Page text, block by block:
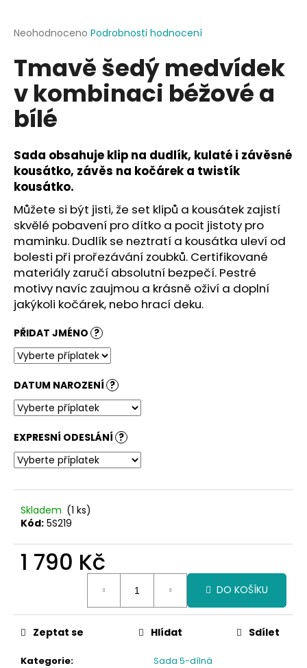
Průměrné
produktu
z
5
hvězdiček.
Neohodnoceno Podrobnosti hodnocení
Tmavě šedý medvídek
v kombinaci béžové a
bílé
Sada obsahuje klip na dudlík, kulaté i závěsné
kousátko, závěs na kočárek a twistík
kousátko.
Můžete si být jisti, že set klipů a kousátek zajistí
skvělé pobavení pro dítko a pocit jistoty pro
maminku. Dudlík se neztratí a kousátka uleví od
bolesti při prořezávání zoubků. Certifikované
materiály zaručí absolutní bezpečí. Pestré
motivy navíc zaujmou a krásně oživí a doplní
jakýkoli kočárek, nebo hrací deku.
PŘIDAT JMÉNO ?
DATUM NAROZENÍ ?
EXPRESNÍ ODESLÁNÍ ?
Skladem (1 ks)
Kód: 5S219
1 790 Kč
DO KOŠÍKU
Kategorie: Sada 5-dílná
Zeptat se Hlídat Sdílet
j
t
?
HLEDAT
D
o
p
o
r
u
č
u
j
e
m
e